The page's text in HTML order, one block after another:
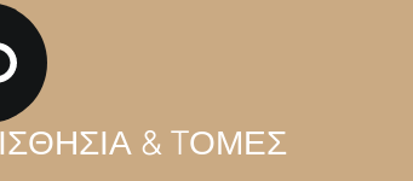
& TΟΜΕΣ